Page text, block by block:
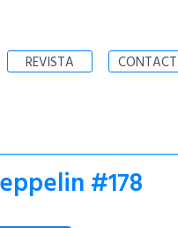
REVISTA CONTACT
#178